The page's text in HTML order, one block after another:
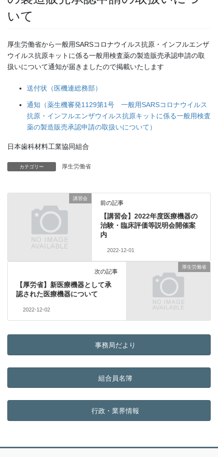
いて
厚生労働省から一般用SARSコロナウイルス抗原・インフルエンザ
ウイルス抗原キットに係る一般用検査薬の製造販売承認申請の取
扱いについて通知が届きましたので掲載いたします
送付状（医機連総務部）
通知（薬生機審発1129第1号 一般用SARSコロナウイルス
抗原・インフルエンザウイルス抗原キットに係る一般用検査
薬の製造販売承認申請の取扱いについて）
日本歯科材料工業協同組合
カテゴリー 厚生労働省
講習会
前の記事
【講習会】2022年度医療機器の
治験・臨床評価等説明会開催案
内
2022-12-01
厚生労働省
次の記事
【厚労省】新医療機器として承
認された医療機器について
2022-12-02
事務局だより
組合員名簿
行政・業界情報